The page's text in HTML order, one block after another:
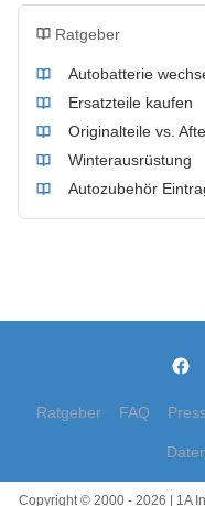
Ratgeber
Autobatterie
Ersatzteile kaufen
Originalteile vs.
Winterausrüstung
Autozubehör
Ratgeber FAQ
Copyright © 2000 - 2026 | 1A